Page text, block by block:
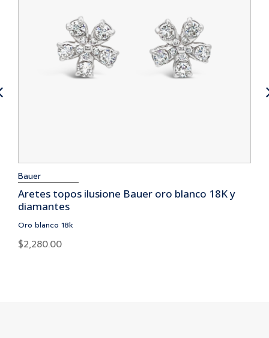
Bauer
Aretes topos ilusione Bauer oro blanco 18K y
diamantes
Oro blanco 18k
$2,280.00